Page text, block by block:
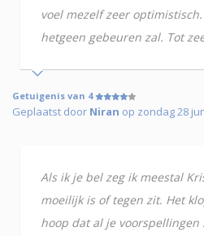
voel mezelf zeer
hetgeen gebeuren zal. Tot
Getuigenis van 4
Geplaatst door Niran op zondag 28
Als ik je bel zeg ik meestal
moeilijk is of tegen zit. Het
hoop dat al je voorspellingen